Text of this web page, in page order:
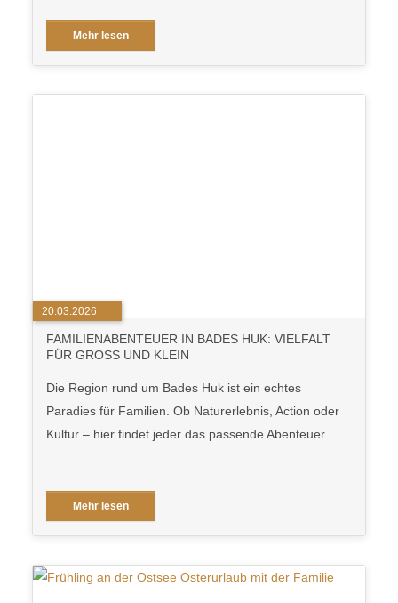
Mehr lesen
20.03.2026
FAMILIENABENTEUER IN BADES HUK: VIELFALT
FÜR GROSS UND KLEIN
Die Region rund um Bades Huk ist ein echtes
Paradies für Familien. Ob Naturerlebnis, Action oder
Kultur – hier findet jeder das passende Abenteuer.…
Mehr lesen